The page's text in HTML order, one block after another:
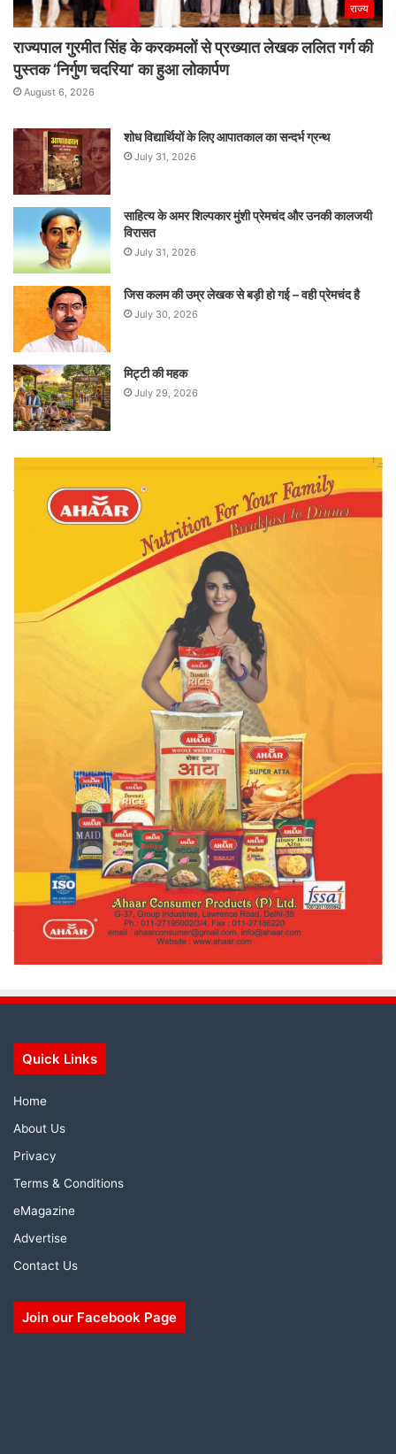
राज्य
राज्यपाल गुरमीत सिंह के करकमलों से प्रख्यात लेखक ललित गर्ग की
पुस्तक ‘निर्गुण चदरिया’ का हुआ लोकार्पण
August 6, 2026
शोध विद्यार्थियों के लिए आपातकाल का सन्दर्भ ग्रन्थ
July 31, 2026
साहित्य के अमर शिल्पकार मुंशी प्रेमचंद और उनकी कालजयी
विरासत
July 31, 2026
जिस कलम की उम्र लेखक से बड़ी हो गई – वही प्रेमचंद है
July 30, 2026
मिट्टी की महक
July 29, 2026
Quick Links
Home
About Us
Privacy
Terms & Conditions
eMagazine
Advertise
Contact Us
Join our Facebook Page